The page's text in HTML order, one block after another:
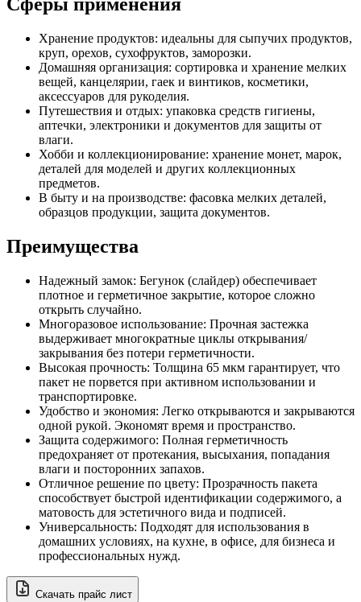
Сферы применения
Хранение продуктов: идеальны для сыпучих продуктов,
круп, орехов, сухофруктов, заморозки.
Домашняя организация: сортировка и хранение мелких
вещей, канцелярии, гаек и винтиков, косметики,
аксессуаров для рукоделия.
Путешествия и отдых: упаковка средств гигиены,
аптечки, электроники и документов для защиты от
влаги.
Хобби и коллекционирование: хранение монет, марок,
деталей для моделей и других коллекционных
предметов.
В быту и на производстве: фасовка мелких деталей,
образцов продукции, защита документов.
Преимущества
Надежный замок: Бегунок (слайдер) обеспечивает
плотное и герметичное закрытие, которое сложно
открыть случайно.
Многоразовое использование: Прочная застежка
выдерживает многократные циклы открывания/
закрывания без потери герметичности.
Высокая прочность: Толщина 65 мкм гарантирует, что
пакет не порвется при активном использовании и
транспортировке.
Удобство и экономия: Легко открываются и закрываются
одной рукой. Экономят время и пространство.
Защита содержимого: Полная герметичность
предохраняет от протекания, высыхания, попадания
влаги и посторонних запахов.
Отличное решение по цвету: Прозрачность пакета
способствует быстрой идентификации содержимого, а
матовость для эстетичного вида и подписей.
Универсальность: Подходят для использования в
домашних условиях, на кухне, в офисе, для бизнеса и
профессиональных нужд.
Скачать прайс лист